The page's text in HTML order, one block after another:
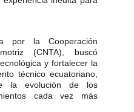
por la Cooperación
(CNTA), buscó
y fortalecer la
técnico ecuatoriano,
la evolución de los
cada vez más